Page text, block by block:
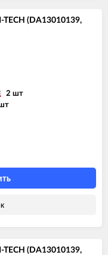
TECH (DA13010139,
2 шт
TECH (DA13010139,